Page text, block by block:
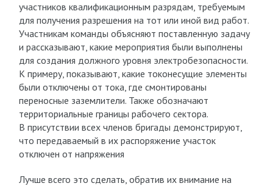
участников квалификационным разрядам, требуемым
для получения разрешения на тот или иной вид работ.
Участникам команды объясняют поставленную задачу
и рассказывают, какие мероприятия были выполнены
для создания должного уровня электробезопасности.
К примеру, показывают, какие токонесущие элементы
были отключены от тока, где смонтированы
переносные заземлители. Также обозначают
территориальные границы рабочего сектора.
В присутствии всех членов бригады демонстрируют,
что передаваемый в их распоряжение участок
отключен от напряжения
Лучше всего это сделать, обратив их внимание на